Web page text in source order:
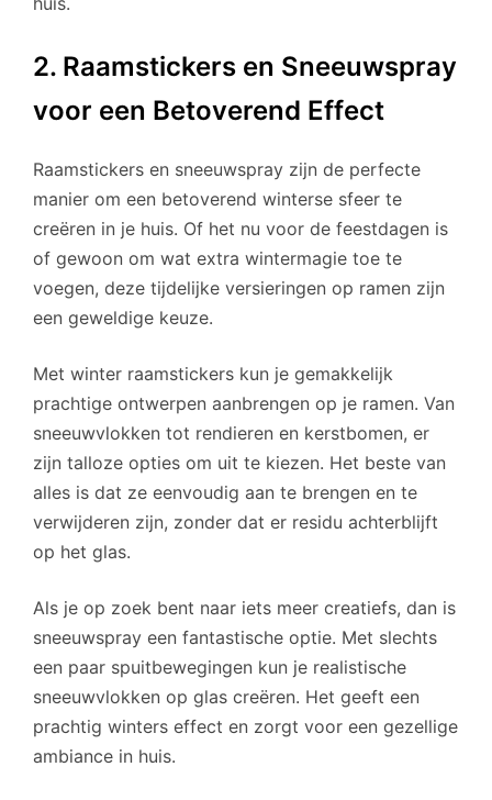
2. Raamstickers en Sneeuwspray
voor een Betoverend Effect
Raamstickers en sneeuwspray zijn de perfecte
manier om een betoverend winterse sfeer te
creëren in je huis. Of het nu voor de feestdagen is
of gewoon om wat extra wintermagie toe te
voegen, deze tijdelijke versieringen op ramen zijn
een geweldige keuze.
Met winter raamstickers kun je gemakkelijk
prachtige ontwerpen aanbrengen op je ramen. Van
sneeuwvlokken tot rendieren en kerstbomen, er
zijn talloze opties om uit te kiezen. Het beste van
alles is dat ze eenvoudig aan te brengen en te
verwijderen zijn, zonder dat er residu achterblijft
op het glas.
Als je op zoek bent naar iets meer creatiefs, dan is
sneeuwspray een fantastische optie. Met slechts
een paar spuitbewegingen kun je realistische
sneeuwvlokken op glas creëren. Het geeft een
prachtig winters effect en zorgt voor een gezellige
ambiance in huis.